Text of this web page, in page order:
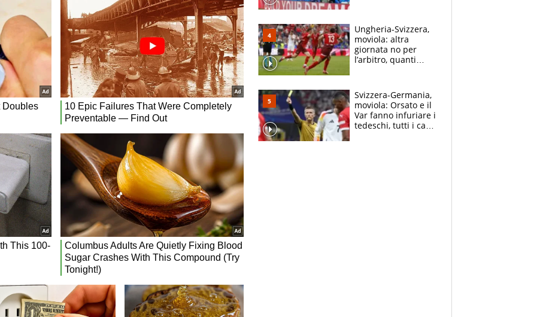
Ungheria-Svizzera,
moviola: altra
giornata no per
l’arbitro, quanti
Svizzera-Germania,
moviola: Orsato e il
Var fanno infuriare i
tedeschi, tutti i casi